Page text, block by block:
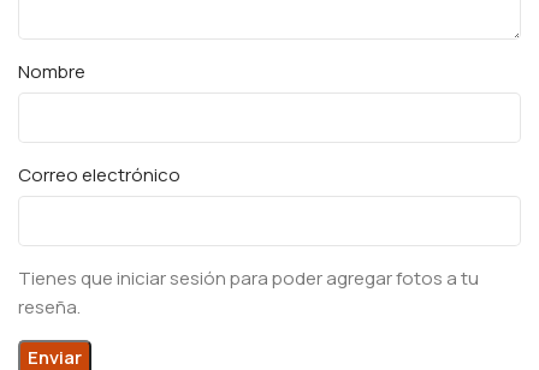
Nombre
Correo electrónico
Tienes que iniciar sesión para poder agregar fotos a tu
reseña.